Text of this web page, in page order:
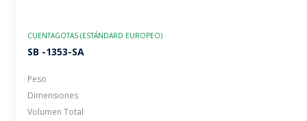
CUENTAGOTAS (ESTÁNDARD EUROPEO)
SB -1353-SA
Peso
Dimensiones
Volumen Total